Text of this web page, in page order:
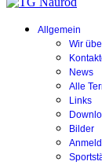
Allgemein
Wir
News
Alle
Links
Bilder